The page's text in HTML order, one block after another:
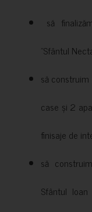
să
”Sfântul
să
case și 2
finisaje de
să
Sfântul